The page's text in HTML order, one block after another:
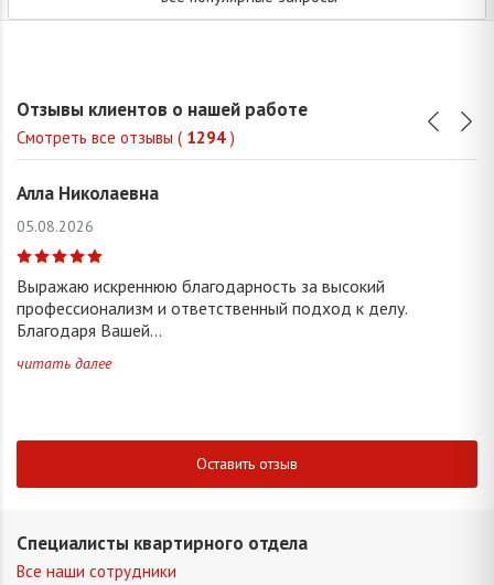
Отзывы клиентов о нашей работе
Смотреть все отзывы ( 1294 )
Алла Николаевна
05.08.2026
Выражаю искреннюю благодарность за высокий
профессионализм и ответственный подход к делу.
Благодаря Вашей...
читать далее
Оставить отзыв
Специалисты квартирного отдела
Все наши сотрудники